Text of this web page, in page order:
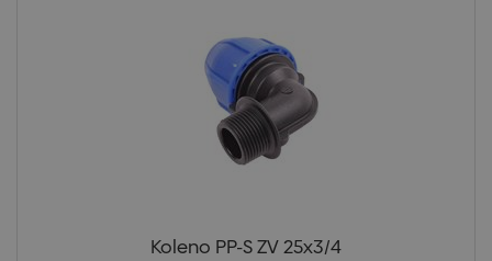
Koleno PP-S ZV 25x3/4